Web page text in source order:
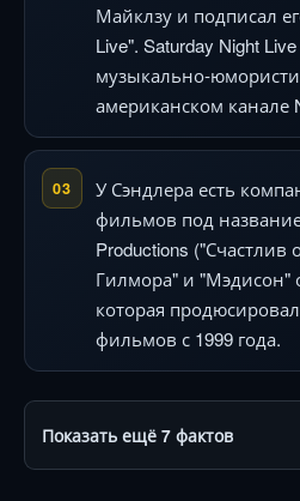
Майклзу и подписал
Live". Saturday Night
музыкально-
американском канале
03
У Сэндлера есть
фильмов под
Productions ("Счастлив
Гилмора" и "Мэдисон"
которая
фильмов с 1999 года.
Показать ещё 7 фактов